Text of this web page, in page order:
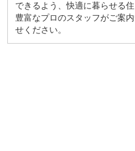
できるよう、快適に暮らせる
豊富なプロのスタッフがご案
せください。